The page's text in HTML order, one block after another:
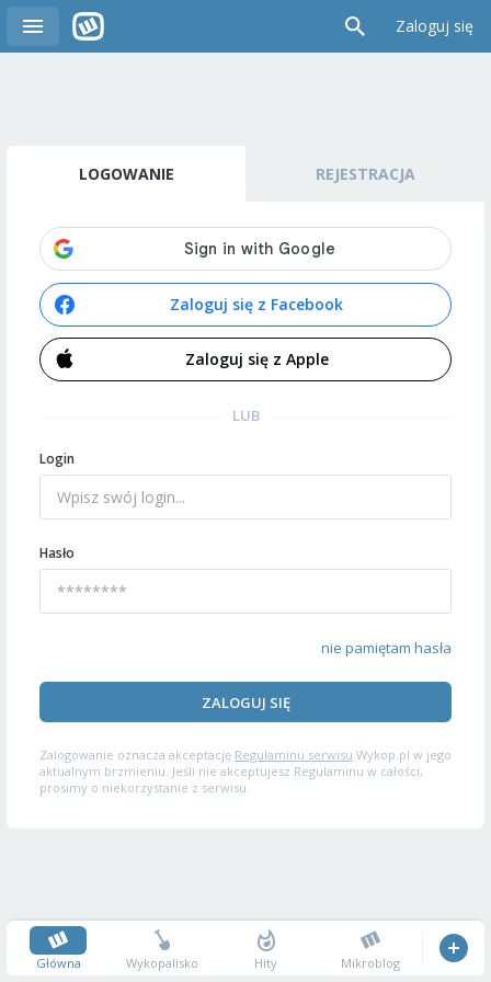
Zaloguj się
LOGOWANIE REJESTRACJA
Zaloguj się z Facebook
Zaloguj się z Apple
LUB
Login
Hasło
nie pamiętam hasła
ZALOGUJ SIĘ
Zalogowanie oznacza akceptację Regulaminu serwisu Wykop.pl w jego
aktualnym brzmieniu. Jeśli nie akceptujesz Regulaminu w całości,
prosimy o niekorzystanie z serwisu.
Główna Wykopalisko Hity Mikroblog